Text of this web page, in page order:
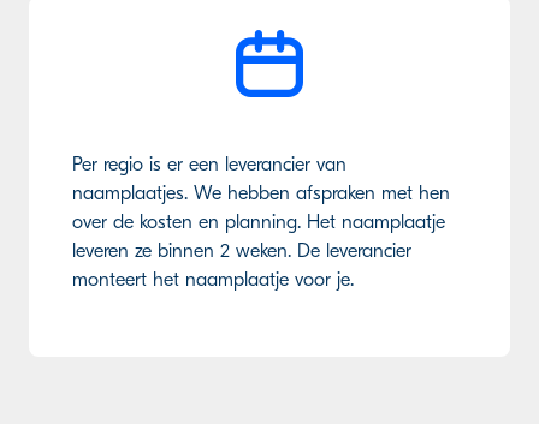
Per regio is er een leverancier van
naamplaatjes. We hebben afspraken met hen
over de kosten en planning. Het naamplaatje
leveren ze binnen 2 weken. De leverancier
monteert het naamplaatje voor je.